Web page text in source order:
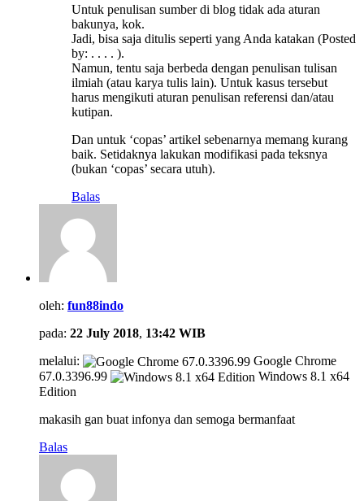
Untuk penulisan sumber di blog tidak ada aturan
bakunya, kok.
Jadi, bisa saja ditulis seperti yang Anda katakan (Posted
by: . . . . ).
Namun, tentu saja berbeda dengan penulisan tulisan
ilmiah (atau karya tulis lain). Untuk kasus tersebut
harus mengikuti aturan penulisan referensi dan/atau
kutipan.
Dan untuk ‘copas’ artikel sebenarnya memang kurang
baik. Setidaknya lakukan modifikasi pada teksnya
(bukan ‘copas’ secara utuh).
Balas
oleh: fun88indo
pada: 22 July 2018, 13:42 WIB
melalui:
Google Chrome
67.0.3396.99
Windows 8.1 x64
Edition
makasih gan buat infonya dan semoga bermanfaat
Balas